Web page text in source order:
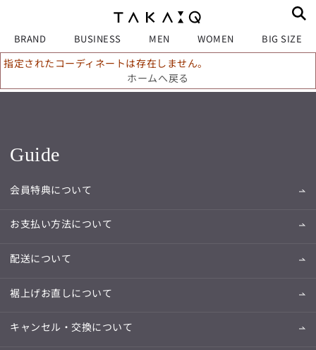
BRAND BUSINESS MEN WOMEN BIG SIZE
指定されたコーディネートは存在しません。
ホームへ戻る
Guide
会員特典について
お支払い方法について
配送について
裾上げお直しについて
キャンセル・交換について